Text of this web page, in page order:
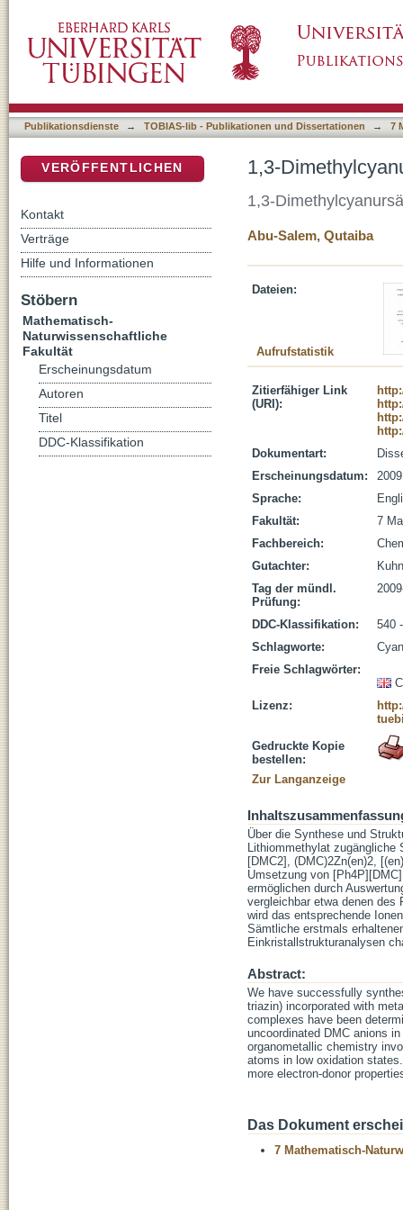
Publikationsdienste → TOBIAS-lib - Publikationen und Dissertationen → 7
1,3-
1,3-
Abu-Salem, Qutaiba
Dateien:
Aufrufstatistik
Zitierfähiger Link
(URI):
Dokumentart:
Erscheinungsdatum:
2009
Sprache:
Fakultät:
7
Fachbereich:
Gutachter:
Tag der mündl.
Prüfung:
DDC-Klassifikation:
540
Schlagworte:
Freie Schlagwörter:
Lizenz:
Gedruckte Kopie
bestellen:
Zur Langanzeige
Über die Synthese und
Lithiommethylat zugängliche
[DMC2], (DMC)2Zn(en)2,
Umsetzung von
ermöglichen durch
vergleichbar etwa denen des
wird das entsprechende
Sämtliche erstmals
Einkristallstrukturanalysen
Abstract:
We have successfully
triazin) incorporated with
complexes have been
uncoordinated DMC anions
organometallic chemistry
atoms in low oxidation
more electron-donor
Das Dokument
7 Mathematisch-
VERÖFFENTLICHEN
Kontakt
Verträge
Hilfe und Informationen
Stöbern
Mathematisch-
Naturwissenschaftliche
Fakultät
Erscheinungsdatum
Autoren
Titel
DDC-Klassifikation